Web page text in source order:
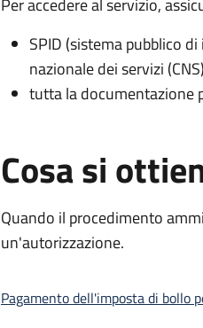
Per accedere al servizio,
SPID (sistema pubblico
nazionale dei servizi (CNS)
tutta la documentazione
Cosa si
Quando il procedimento
un'autorizzazione.
Pagamento dell'imposta di bollo